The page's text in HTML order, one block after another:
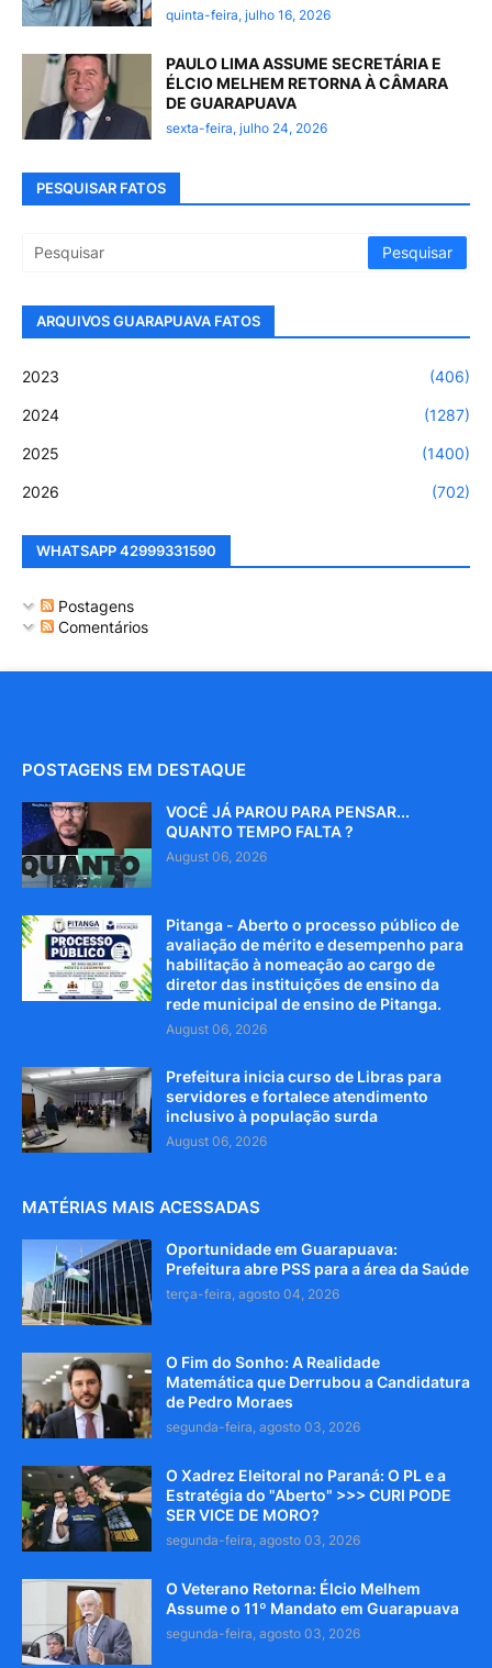
quinta-feira, julho 16, 2026
PAULO LIMA ASSUME SECRETÁRIA E
ÉLCIO MELHEM RETORNA À CÂMARA
DE GUARAPUAVA
sexta-feira, julho 24, 2026
PESQUISAR FATOS
ARQUIVOS GUARAPUAVA FATOS
2023 (406)
2024 (1287)
2025 (1400)
2026 (702)
WHATSAPP 42999331590
Postagens
Comentários
POSTAGENS EM DESTAQUE
VOCÊ JÁ PAROU PARA PENSAR...
QUANTO TEMPO FALTA ?
August 06, 2026
Pitanga - Aberto o processo público de
avaliação de mérito e desempenho para
habilitação à nomeação ao cargo de
diretor das instituições de ensino da
rede municipal de ensino de Pitanga.
August 06, 2026
Prefeitura inicia curso de Libras para
servidores e fortalece atendimento
inclusivo à população surda
August 06, 2026
MATÉRIAS MAIS ACESSADAS
Oportunidade em Guarapuava:
Prefeitura abre PSS para a área da Saúde
terça-feira, agosto 04, 2026
O Fim do Sonho: A Realidade
Matemática que Derrubou a Candidatura
de Pedro Moraes
segunda-feira, agosto 03, 2026
O Xadrez Eleitoral no Paraná: O PL e a
Estratégia do "Aberto" >>> CURI PODE
SER VICE DE MORO?
segunda-feira, agosto 03, 2026
O Veterano Retorna: Élcio Melhem
Assume o 11º Mandato em Guarapuava
segunda-feira, agosto 03, 2026